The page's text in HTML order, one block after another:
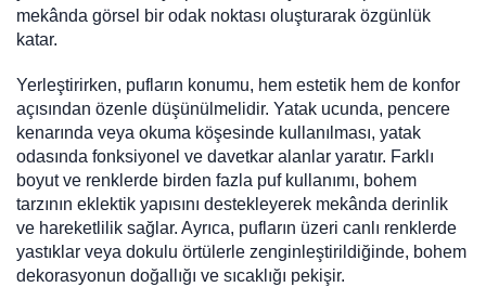
mekânda görsel bir odak noktası oluşturarak özgünlük
katar.
Yerleştirirken, pufların konumu, hem estetik hem de konfor
açısından özenle düşünülmelidir. Yatak ucunda, pencere
kenarında veya okuma köşesinde kullanılması, yatak
odasında fonksiyonel ve davetkar alanlar yaratır. Farklı
boyut ve renklerde birden fazla puf kullanımı, bohem
tarzının eklektik yapısını destekleyerek mekânda derinlik
ve hareketlilik sağlar. Ayrıca, pufların üzeri canlı renklerde
yastıklar veya dokulu örtülerle zenginleştirildiğinde, bohem
dekorasyonun doğallığı ve sıcaklığı pekişir.